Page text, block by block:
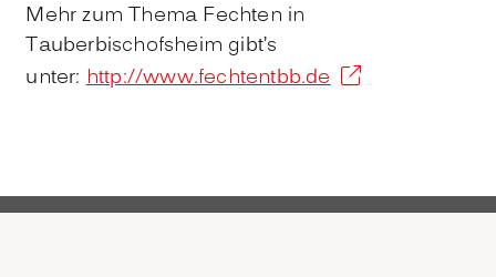
Mehr zum Thema Fechten in
Tauberbischofsheim gibt’s
unter:http://www.fechtentbb.de